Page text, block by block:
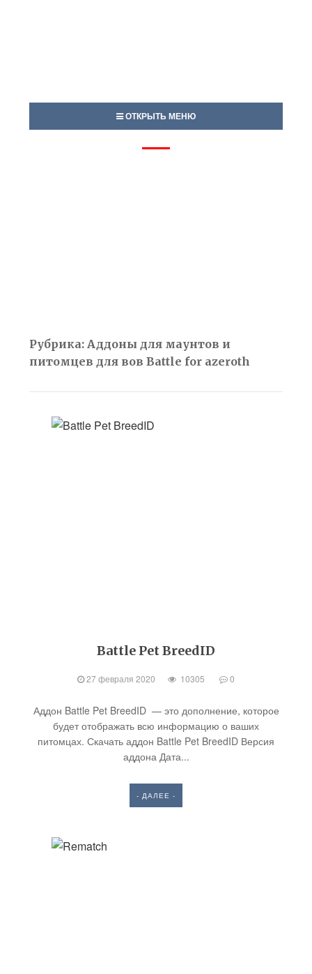
ОТКРЫТЬ МЕНЮ
Рубрика:Аддоны для маунтов и
питомцев для вов Battle for azeroth
Battle Pet BreedID
27 февраля 2020 10305 0
Аддон Battle Pet BreedID — это дополнение, которое
будет отображать всю информацию о ваших
питомцах. Скачать аддон Battle Pet BreedID Версия
аддона Дата...
- ДАЛЕЕ -